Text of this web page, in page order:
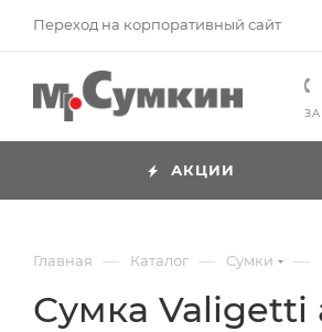
Переход на корпоративный сайт
АКЦИИ
Главная — Каталог — Cумки —
Сумка Valigetti